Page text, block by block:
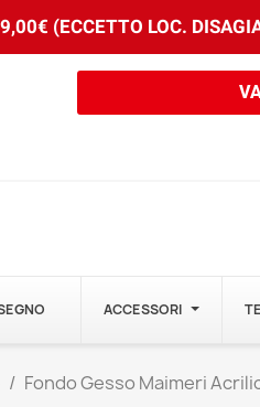
(ECCETTO LOC.
ACCESSORI
Fondo Gesso Maimeri